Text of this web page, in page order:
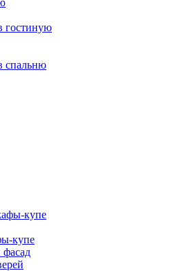
гостиную
спальню
купе
купе
фасад